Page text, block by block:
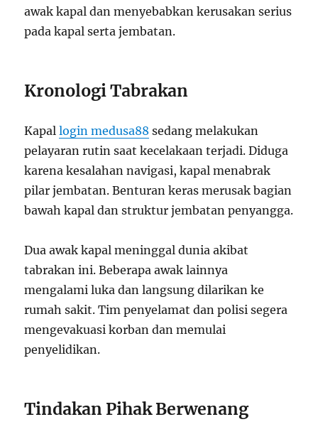
awak kapal dan menyebabkan kerusakan serius
pada kapal serta jembatan.
Kronologi Tabrakan
Kapallogin medusa88 sedang melakukan
pelayaran rutin saat kecelakaan terjadi. Diduga
karena kesalahan navigasi, kapal menabrak
pilar jembatan. Benturan keras merusak bagian
bawah kapal dan struktur jembatan penyangga.
Dua awak kapal meninggal dunia akibat
tabrakan ini. Beberapa awak lainnya
mengalami luka dan langsung dilarikan ke
rumah sakit. Tim penyelamat dan polisi segera
mengevakuasi korban dan memulai
penyelidikan.
Tindakan Pihak Berwenang